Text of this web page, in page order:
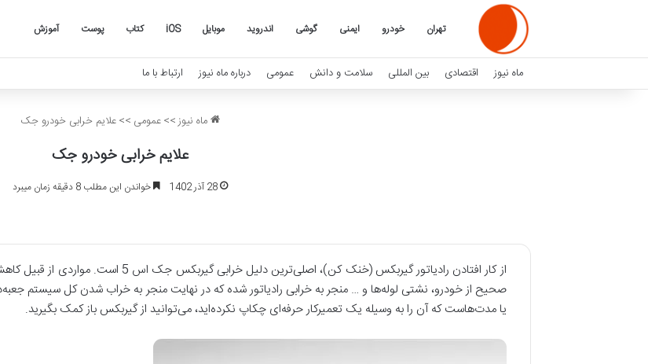
تهران خودرو ایمنی گوشی اندروید موبایل iOS کتاب پوست آموزش
ماه نیوز اقتصادی بین المللی سلامت و دانش عمومی درباره ماه نیوز ارتباط با ما
ماه نیوز>>عمومی >>علایم خرابی خودرو جک
علایم خرابی خودرو جک
28 آذر 1402 خواندن این مطلب 8 دقیقه زمان میبرد
از کار افتادن رادیاتور گیربکس (خنک کن)،
صحیح از خودرو، نشتی لوله‌ها و … منجر به خرابی رادیاتور شده که در نهایت منجر به خراب شدن کل سیستم
یا مدت‌هاست که آن را به وسیله یک تعمیرکار حرفه‌ای چکاپ نکرده‌اید، می‌توانید از گیربکس باز کمک بگیرید.